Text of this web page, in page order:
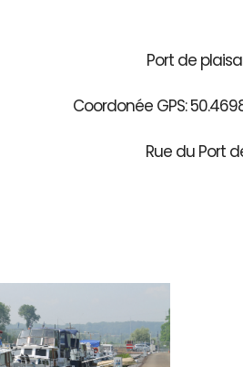
Port de
Coordonée GPS:
Rue du Port